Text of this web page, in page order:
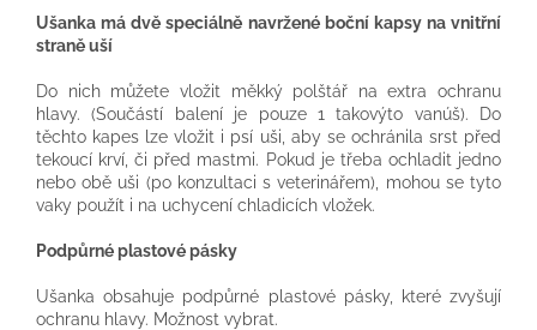
Ušanka má dvě speciálně navržené boční kapsy na vnitřní
straně uší
Do nich můžete vložit měkký polštář na extra ochranu
hlavy. (Součástí balení je pouze 1 takovýto vanúš). Do
těchto kapes lze vložit i psí uši, aby se ochránila srst před
tekoucí krví, či před mastmi. Pokud je třeba ochladit jedno
nebo obě uši (po konzultaci s veterinářem), mohou se tyto
vaky použít i na uchycení chladicích vložek.
Podpůrné plastové pásky
Ušanka obsahuje podpůrné plastové pásky, které zvyšují
ochranu hlavy. Možnost vybrat.